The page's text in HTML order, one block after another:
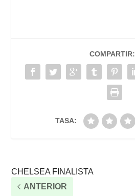
COMPARTIR:
TASA:
CHELSEA FINALISTA
ANTERIOR